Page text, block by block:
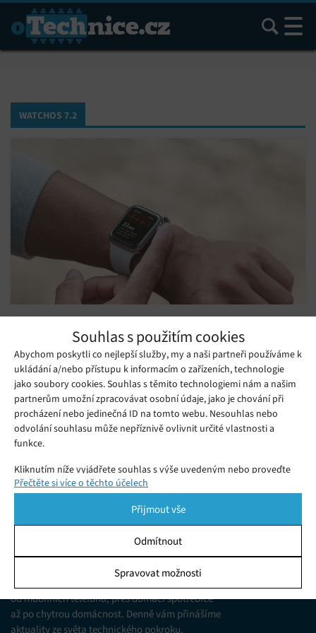
Souhlas s použitím cookies
Abychom poskytli co nejlepší služby, my a naši partneři používáme k
ukládání a/nebo přístupu k informacím o zařízeních, technologie
jako soubory cookies. Souhlas s těmito technologiemi nám a našim
partnerům umožní zpracovávat osobní údaje, jako je chování při
procházení nebo jedinečná ID na tomto webu. Nesouhlas nebo
odvolání souhlasu může nepříznivě ovlivnit určité vlastnosti a
funkce.
Kliknutím níže vyjádřete souhlas s výše uvedeným nebo proveďte
podrobnější rozhodnutí. Vaše volby budou použity pouze na tomto
pomocí přepínačů v Zásadách cookies nebo kliknutím na tlačítko
Spravovat souhlas ve spodní části obrazovky.
Ukládání a/nebo přístup k informacím v zařízení, Porozumění
publiku prostřednictvím statistik nebo kombinací údajů z
různých zdrojů.
Přečtěte si více o těchto účelech
Přijmout vše
Odmítnout
Spravovat možnosti
Hledat
WATCHOS 7.2
Watch vylepšenou funkci, která uživatele
upozorní na případné problémy se srdcem
Úterý 15. 12. 2020 Samuel
Nejnovější aktualizace iOS 14.3 a watchOS 7.2 přinášejí řadu
změn.
Jsme web zajímající se o technologické novinky
od mobilních telefonů, přes domácí spotřebiče
až po chytrou domácnost. Denně vám přinášíme
aktuality ze světa technického pokroku,